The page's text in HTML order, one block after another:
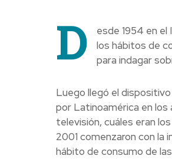
D
esde 1954 en
los hábitos de
para indagar
Luego llegó el
por Latinoamérica en los
televisión, cuáles eran
2001 comenzaron con
hábito de consumo de